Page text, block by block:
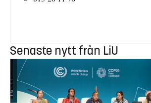
Senaste nytt från LiU